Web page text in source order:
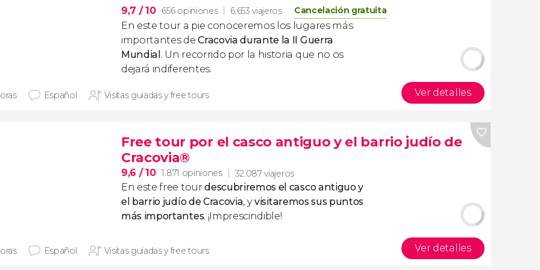
9,7 / 10 656 opiniones 6.653 viajeros Cancelación gratuita
En este tour a pie conoceremos los lugares más
importantes deCracovia durante la II Guerra
Mundial . Un recorrido por la historia que no os
dejará indiferentes.
Español Visitas guiadas y free tours Ver detalles
Free tour por el casco antiguo y el barrio judío de
Cracovia®
9,6 / 10 1.871 opiniones 32.087 viajeros
En este free tourdescubriremos el casco antiguo y
el barrio judío de Cracovia, yvisitaremos sus puntos
más importantes. ¡Imprescindible!
Español Visitas guiadas y free tours Ver detalles